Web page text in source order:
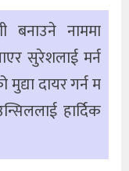
बनाउने नाममा
सुरेशलाई मर्न
दायर गर्न म
हार्दिक